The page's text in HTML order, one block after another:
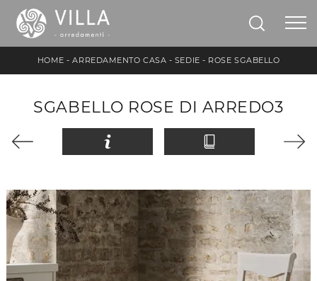
HOME -ARREDAMENTO CASA - SEDIE - ROSE SGABELLO
SGABELLO ROSE DI ARREDO3